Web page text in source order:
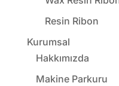
Resin Ribon
Kurumsal
Hakkımızda
Makine Parkuru